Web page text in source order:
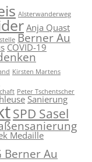
Alsterwanderweg
Anja Quast
Berner Au
COVID-19
Kirsten Martens
Peter Tschentscher
Sanierung
SPD Sasel
Medaille
Berner Au